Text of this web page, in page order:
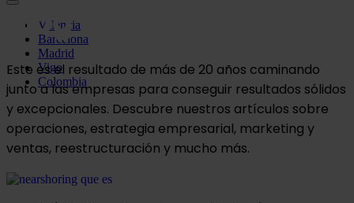
Valencia
Barcelona
Madrid
Vigo
Colombia
Blog
Este es el resultado de más de 20 años caminando
junto a las empresas para conseguir resultados sólidos
y excepcionales. Descubre nuestros artículos sobre
operaciones, estrategia empresarial, marketing y
ventas, reestructuración y mucho más.